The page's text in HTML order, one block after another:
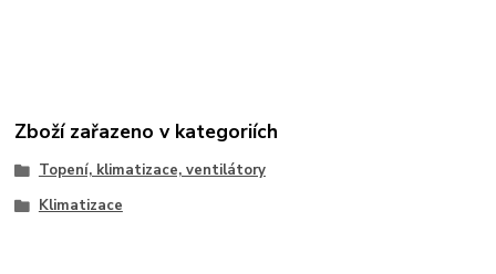
Zboží zařazeno v kategoriích
Topení, klimatizace, ventilátory
Klimatizace